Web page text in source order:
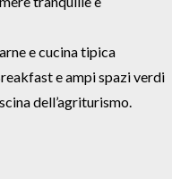
e cucina tipica
e ampi spazi verdi
dell’agriturismo.